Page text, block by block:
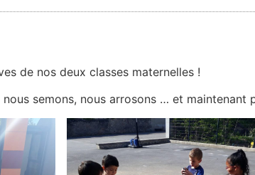
de nos deux classes maternelles !
nous semons, nous arrosons … et maintenant